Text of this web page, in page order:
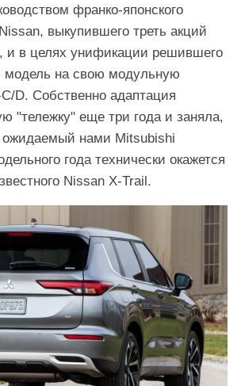
франко-японского
выкупившего треть акций
и в целях унификации решившего
модель на свою модульную
D. Собственно адаптация
"тележку" еще три года и заняла,
ожидаемый нами Mitsubishi
года технически окажется
Nissan X-Trail.